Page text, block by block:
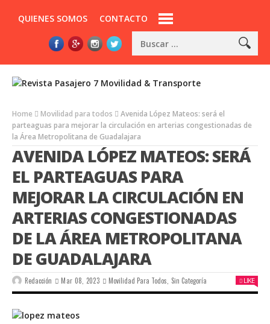
QUIENES SOMOS CONTACTO
Home Movilidad para todos
Avenida López Mateos: será el
parteaguas para mejorar la circulación en arterias congestionadas de
la Área Metropolitana de Guadalajara
AVENIDA LÓPEZ MATEOS: SERÁ
EL PARTEAGUAS PARA
MEJORAR LA CIRCULACIÓN EN
ARTERIAS CONGESTIONADAS
DE LA ÁREA METROPOLITANA
DE GUADALAJARA
Redacción Mar 08, 2023 Movilidad Para Todos Sin Categoría LIKE